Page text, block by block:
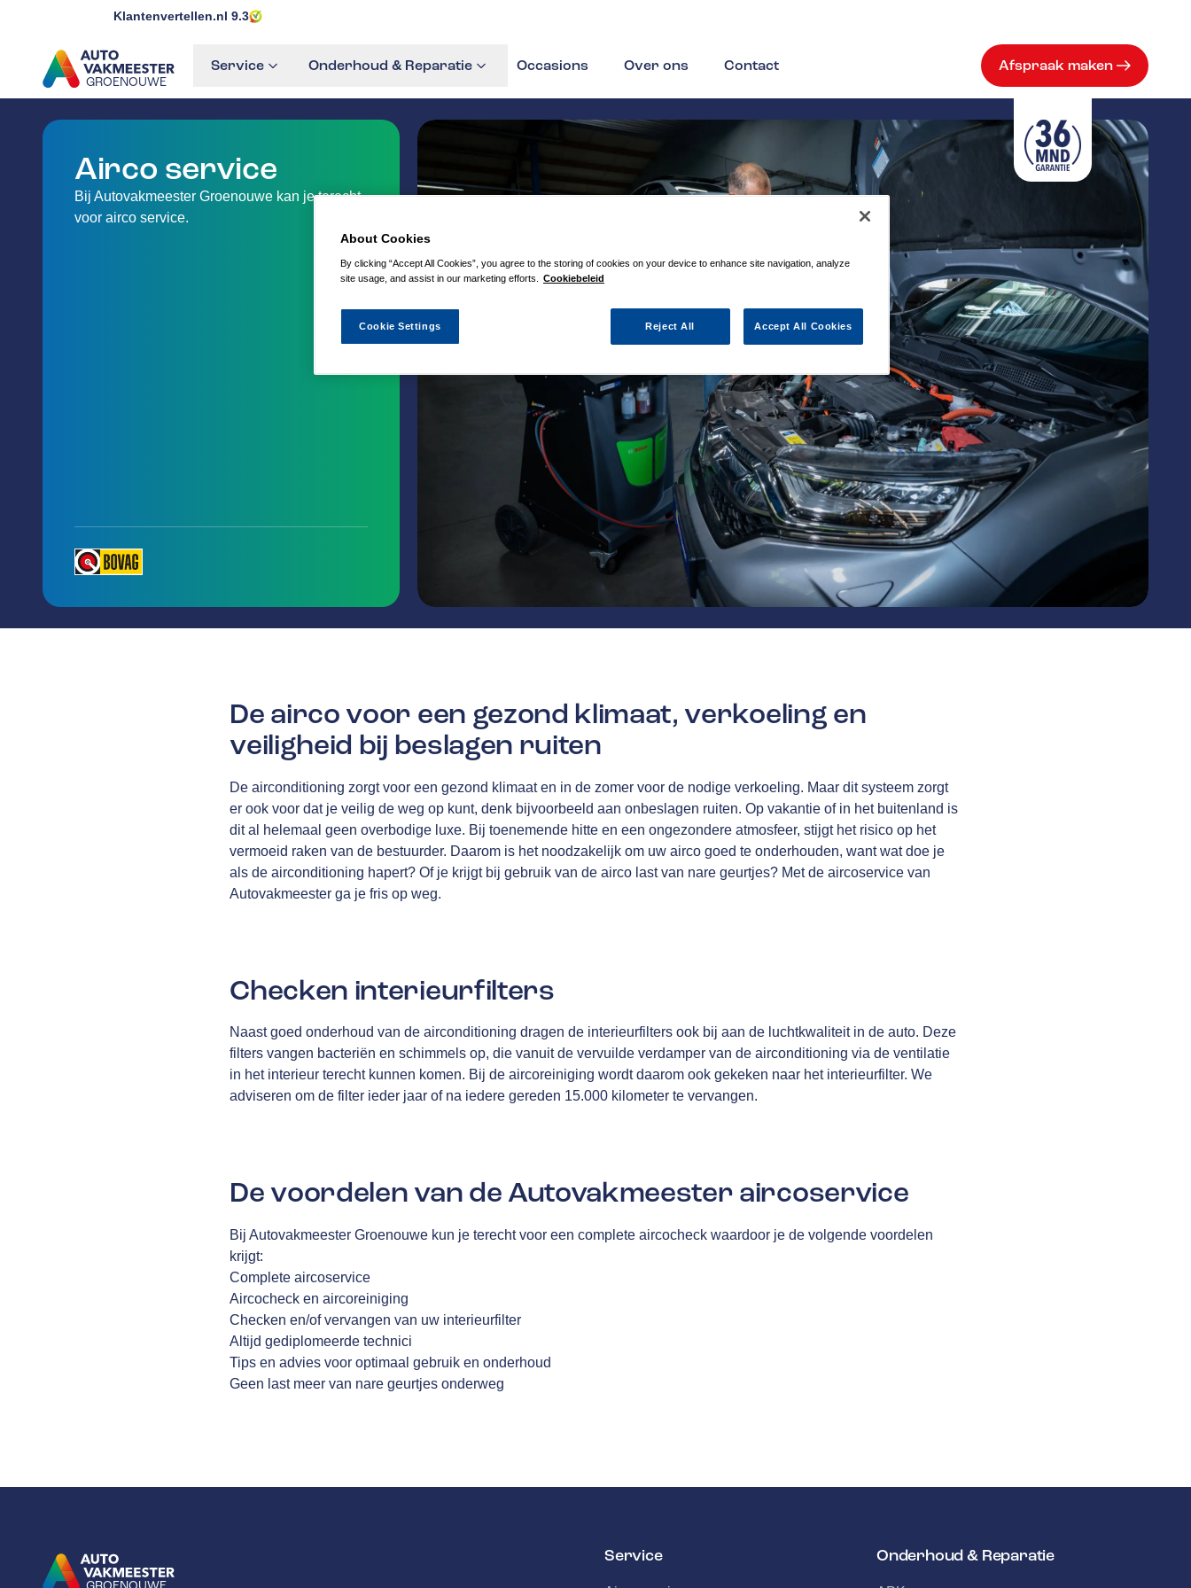
Klantenvertellen.nl 9.3
GROENOUWE
GA NAAR DE HOMEPAGINA
Service Onderhoud & Reparatie Occasions Over ons Contact Afspraak maken
Airco service
Bij Autovakmeester Groenouwe kan je terecht
voor airco service.
De airco voor een gezond klimaat, verkoeling en
veiligheid bij beslagen ruiten
De airconditioning zorgt voor een gezond klimaat en in de zomer voor de nodige verkoeling. Maar dit systeem zorgt
er ook voor dat je veilig de weg op kunt, denk bijvoorbeeld aan onbeslagen ruiten. Op vakantie of in het buitenland is
dit al helemaal geen overbodige luxe. Bij toenemende hitte en een ongezondere atmosfeer, stijgt het risico op het
vermoeid raken van de bestuurder. Daarom is het noodzakelijk om uw airco goed te onderhouden, want wat doe je
als de airconditioning hapert? Of je krijgt bij gebruik van de airco last van nare geurtjes? Met de aircoservice van
Autovakmeester ga je fris op weg.
Checken interieurfilters
Naast goed onderhoud van de airconditioning dragen de interieurfilters ook bij aan de luchtkwaliteit in de auto. Deze
filters vangen bacteriën en schimmels op, die vanuit de vervuilde verdamper van de airconditioning via de ventilatie
in het interieur terecht kunnen komen. Bij de aircoreiniging wordt daarom ook gekeken naar het interieurfilter. We
adviseren om de filter ieder jaar of na iedere gereden 15.000 kilometer te vervangen.
De voordelen van de Autovakmeester aircoservice
Bij Autovakmeester Groenouwe kun je terecht voor een complete aircocheck waardoor je de volgende voordelen
krijgt:
Complete aircoservice
Aircocheck en aircoreiniging
Checken en/of vervangen van uw interieurfilter
Altijd gediplomeerde technici
Tips en advies voor optimaal gebruik en onderhoud
Geen last meer van nare geurtjes onderweg
Service Onderhoud & Reparatie
About Cookies
By clicking “Accept All Cookies”, you agree to the storing of cookies on your device to enhance site navigation, analyze
site usage, and assist in our marketing efforts.
Cookiebeleid
Reject All Accept All Cookies
Cookie Settings